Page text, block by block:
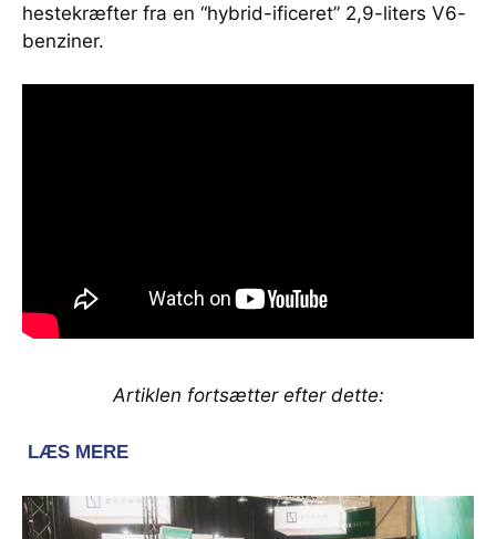
hestekræfter fra en “hybrid-ificeret” 2,9-liters V6-
benziner.
Artiklen fortsætter efter dette: